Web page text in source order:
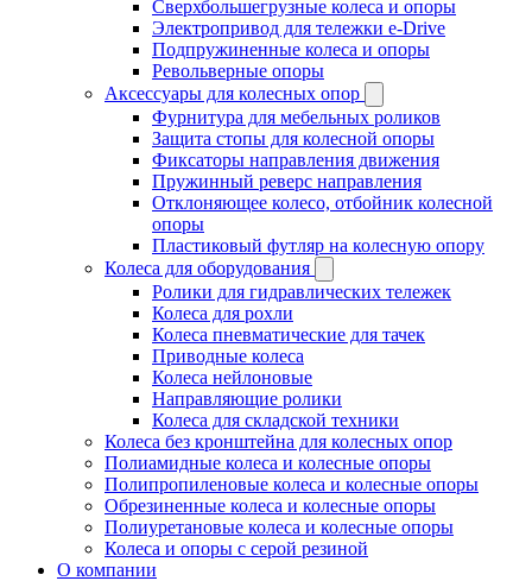
Сверхбольшегрузные колеса и опоры
Электропривод для тележки e-Drive
Подпружиненные колеса и опоры
Револьверные опоры
Аксессуары для колесных опор
Фурнитура для мебельных роликов
Защита стопы для колесной опоры
Фиксаторы направления движения
Пружинный реверс направления
Отклоняющее колесо, отбойник колесной
опоры
Пластиковый футляр на колесную опору
Колеса для оборудования
Ролики для гидравлических тележек
Колеса для рохли
Колеса пневматические для тачек
Приводные колеса
Колеса нейлоновые
Направляющие ролики
Колеса для складской техники
Колеса без кронштейна для колесных опор
Полиамидные колеса и колесные опоры
Полипропиленовые колеса и колесные опоры
Обрезиненные колеса и колесные опоры
Полиуретановые колеса и колесные опоры
Колеса и опоры с серой резиной
О компании